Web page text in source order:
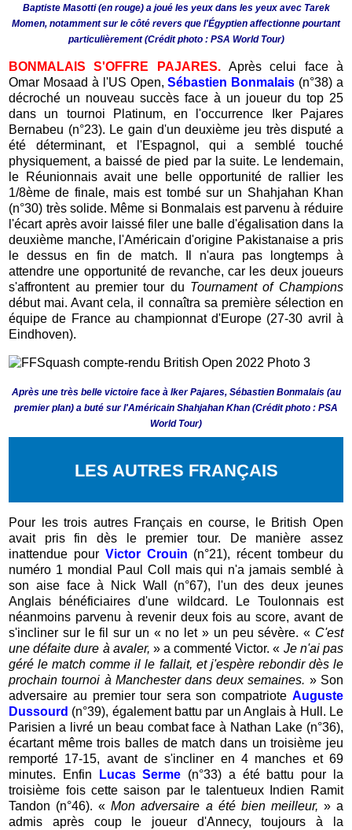
Baptiste Masotti (en rouge) a joué les yeux dans les yeux avec Tarek
Momen, notamment sur le côté revers que l'Égyptien affectionne pourtant
particulièrement (Crédit photo : PSA World Tour)
BONMALAIS S'OFFRE PAJARES.Après celui face à
Omar Mosaad à l'US Open,Sébastien Bonmalais (n°38) a
décroché un nouveau succès face à un joueur du top 25
dans un tournoi Platinum, en l'occurrence Iker Pajares
Bernabeu (n°23). Le gain d'un deuxième jeu très disputé a
été déterminant, et l'Espagnol, qui a semblé touché
physiquement, a baissé de pied par la suite. Le lendemain,
le Réunionnais avait une belle opportunité de rallier les
1/8ème de finale, mais est tombé sur un Shahjahan Khan
(n°30) très solide. Même si Bonmalais est parvenu à réduire
l'écart après avoir laissé filer une balle d'égalisation dans la
deuxième manche, l'Américain d'origine Pakistanaise a pris
le dessus en fin de match. Il n'aura pas longtemps à
attendre une opportunité de revanche, car les deux joueurs
s'affrontent au premier tour du Tournament of Champions
début mai. Avant cela, il connaîtra sa première sélection en
équipe de France au championnat d'Europe (27-30 avril à
Eindhoven).
Après une très belle victoire face à Iker Pajares, Sébastien Bonmalais (au
premier plan) a buté sur l'Américain Shahjahan Khan (Crédit photo : PSA
World Tour)
LES AUTRES FRANÇAIS
Pour les trois autres Français en course, le British Open
avait pris fin dès le premier tour. De manière assez
inattendue pour Victor Crouin (n°21), récent tombeur du
numéro 1 mondial Paul Coll mais qui n'a jamais semblé à
son aise face à Nick Wall (n°67), l'un des deux jeunes
Anglais bénéficiaires d'une wildcard. Le Toulonnais est
néanmoins parvenu à revenir deux fois au score, avant de
s'incliner sur le fil sur un « no let » un peu sévère. « C'est
une défaite dure à avaler, » a commenté Victor. « Je n'ai pas
géré le match comme il le fallait, et j'espère rebondir dès le
prochain tournoi à Manchester dans deux semaines. » Son
adversaire au premier tour sera son compatriote Auguste
Dussourd (n°39), également battu par un Anglais à Hull. Le
Parisien a livré un beau combat face à Nathan Lake (n°36),
écartant même trois balles de match dans un troisième jeu
remporté 17-15, avant de s'incliner en 4 manches et 69
minutes. Enfin
Lucas Serme (n°33) a été battu pour la
troisième fois cette saison par le talentueux Indien Ramit
Tandon (n°46). «Mon adversaire a été bien meilleur, » a
admis après coup le joueur d'Annecy, toujours à la